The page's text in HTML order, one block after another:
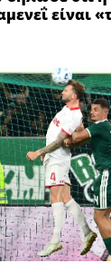
είναι